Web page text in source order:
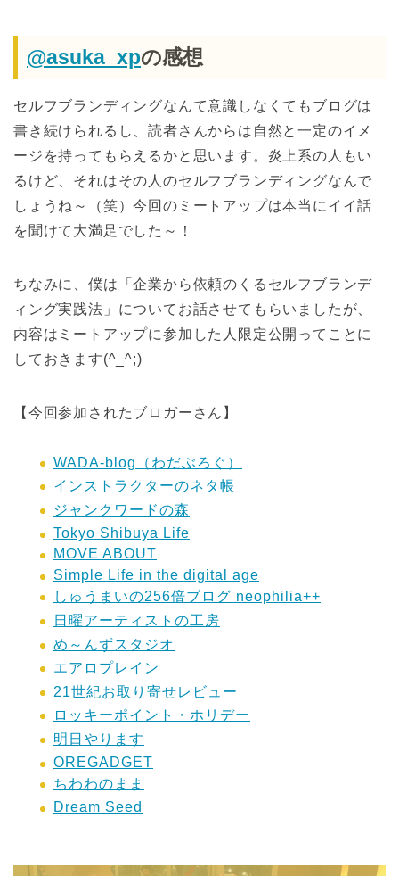
@asuka_xpの感想
セルフブランディングなんて意識しなくてもブログは
書き続けられるし、読者さんからは自然と一定のイメ
ージを持ってもらえるかと思います。炎上系の人もい
るけど、それはその人のセルフブランディングなんで
しょうね～（笑）今回のミートアップは本当にイイ話
を聞けて大満足でした～！
ちなみに、僕は「企業から依頼のくるセルフブランデ
ィング実践法」についてお話させてもらいましたが、
内容はミートアップに参加した人限定公開ってことに
しておきます(^_^;)
【今回参加されたブロガーさん】
WADA-blog（わだぶろぐ）
インストラクターのネタ帳
ジャンクワードの森
Tokyo Shibuya Life
MOVE ABOUT
Simple Life in the digital age
しゅうまいの256倍ブログ neophilia++
日曜アーティストの工房
め～んずスタジオ
エアロプレイン
21世紀お取り寄せレビュー
ロッキーポイント・ホリデー
明日やります
OREGADGET
ちわわのまま
Dream Seed